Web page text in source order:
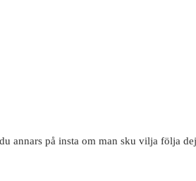
annars på insta om man sku vilja följa